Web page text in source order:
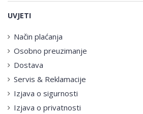
UVJETI
Način plaćanja
Osobno preuzimanje
Dostava
Servis & Reklamacije
Izjava o sigurnosti
Izjava o privatnosti